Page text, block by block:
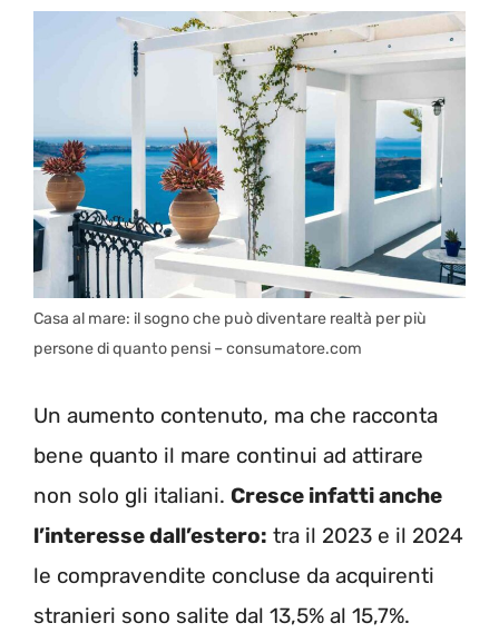
Casa al mare: il sogno che può diventare realtà per più
persone di quanto pensi – consumatore.com
Un aumento contenuto, ma che racconta
bene quanto il mare continui ad attirare
non solo gli italiani. Cresce infatti anche
l’interesse dall’estero: tra il 2023 e il 2024
le compravendite concluse da acquirenti
stranieri sono salite dal 13,5% al 15,7%.